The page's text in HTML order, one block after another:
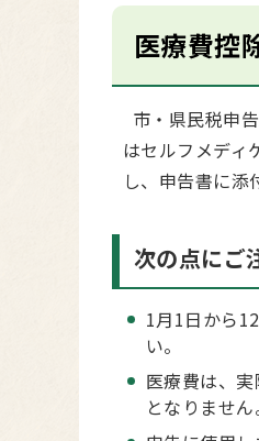
医療費控
市・県民税申
はセルフメディ
し、申告書に添
次の点にご
1月1日から
い。
医療費は、
となりません